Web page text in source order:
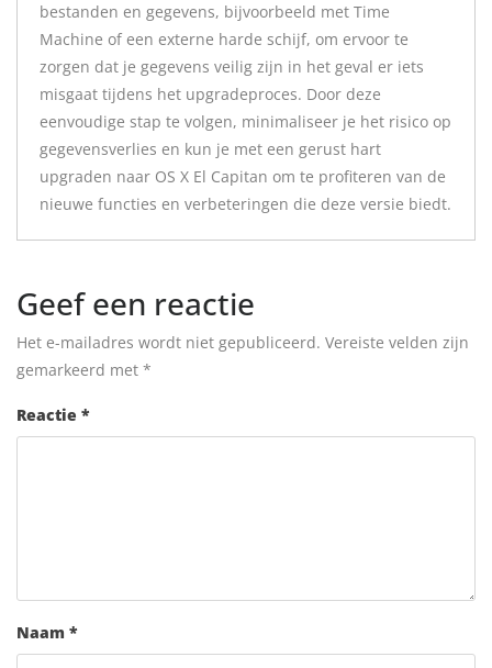
bestanden en gegevens, bijvoorbeeld met Time
Machine of een externe harde schijf, om ervoor te
zorgen dat je gegevens veilig zijn in het geval er iets
misgaat tijdens het upgradeproces. Door deze
eenvoudige stap te volgen, minimaliseer je het risico op
gegevensverlies en kun je met een gerust hart
upgraden naar OS X El Capitan om te profiteren van de
nieuwe functies en verbeteringen die deze versie biedt.
Geef een reactie
Het e-mailadres wordt niet gepubliceerd. Vereiste velden zijn
gemarkeerd met *
Reactie *
Naam *